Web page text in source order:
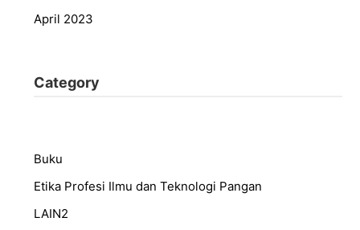
April 2023
Category
Buku
Etika Profesi Ilmu dan Teknologi Pangan
LAIN2